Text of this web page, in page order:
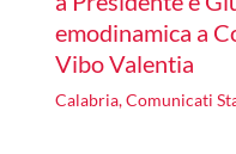
emodinamica a
Vibo Valentia
Calabria,Comunicati